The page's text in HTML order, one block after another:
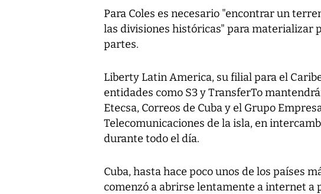
Para Coles es necesario "encontrar un
las divisiones históricas" para materializar
partes.
Liberty Latin America, su filial para el
entidades como S3 y TransferTo
Etecsa, Correos de Cuba y el Grupo
Telecomunicaciones de la isla, en
durante todo el día.
Cuba, hasta hace poco unos de los países
comenzó a abrirse lentamente a internet a